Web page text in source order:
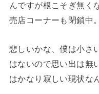
んですが根こそぎ無く
売店コーナーも閉鎖中。
悲しいかな、僕は小さ
はないので思い出は無
はかなり寂しい現状な